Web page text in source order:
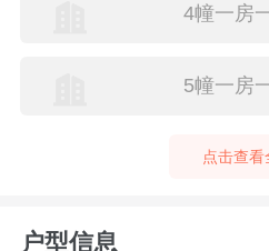
4幢一房
5幢一房
点击查看
户型信息